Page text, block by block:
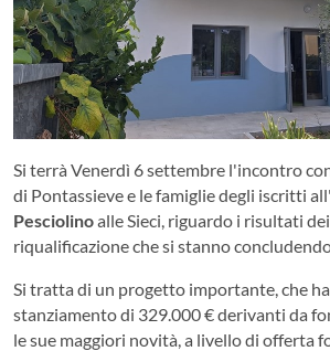
Si terrà Venerdì 6 settembre l'incontro
di Pontassieve e le famiglie degli iscritti
Pesciolinoalle Sieci, riguardo i risultati
riqualificazione che si stanno
Si tratta di un progetto importante, che
stanziamento di 329.000 € derivanti da
le sue maggiori novità, a livello di offerta